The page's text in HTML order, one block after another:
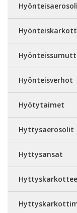
Hyönteisverhot
Hyötytaimet
Hyttysaerosolit
Hyttysansat